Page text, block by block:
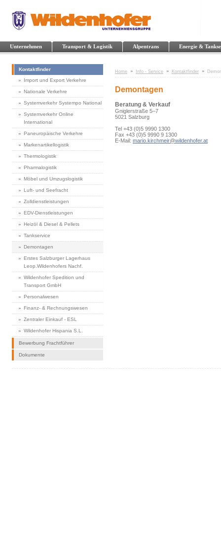
Unternehmen Transport & Logistik Alpentrans Energie &
Kontaktfinder
Import und Export Verkehre
Nationale Verkehre
Systemverkehr Systempo National
Systemverkehr Online
International
Paneuropäische Verkehre
Markenartikellogistik
Thermologistik
Pharmalogistik
Möbel und Umzugslogistik
Luft- und Seefracht
Zolldienstleistungen
EDV-Dienstleistungen
Heizöl & Diesel & Pellets
Tankservice
Demontagen
Erstes Salzburger Lagerhaus
Leop.Wildenhofers Nachf.
Wildenhofer Spedition und
Transport GmbH
Personalwesen
Finanz- & Rechnungswesen
Zentraler Einkauf - ESL
Wildenhofer Hispania S.L.
Bewerbung Frachtführer
Dokumente
Home Info - Service Kontaktfinder
Demontagen
Beratung & Verkauf
Gniglerstraße 5–7
5021 Salzburg
Tel +43 (0)5 9990 1300
Fax +43 (0)5 9990 9 1300
E-Mail: mario.kirchmeir@wildenhofer.at